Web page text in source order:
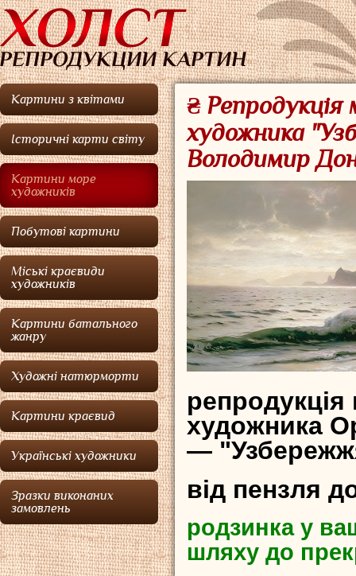
Картини з квітами
Історичні карти світу
Картини море
художників
Побутові картини
Міські краєвиди
художників
Картини батального
жанру
Художні натюрморти
Картини краєвид
Українські художники
Зразки виконаних
замовлень
₴ Репродукція
художника
Володимир
художника
—
від пензля
родзинка у
шляху до